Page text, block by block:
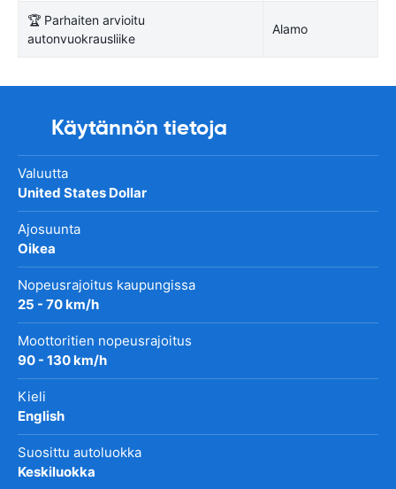
🏆 Parhaiten arvioitu
autonvuokrausliike
Alamo
Käytännön tietoja
Valuutta
United States Dollar
Ajosuunta
Oikea
Nopeusrajoitus kaupungissa
25 - 70 km/h
Moottoritien nopeusrajoitus
90 - 130 km/h
Kieli
English
Suosittu autoluokka
Keskiluokka